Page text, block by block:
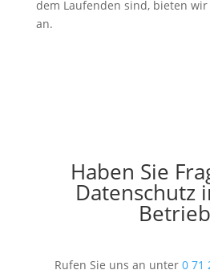
dem Laufenden sind, bieten wir
an.
Haben Sie
Datenschutz
Rufen Sie uns an unter0 71